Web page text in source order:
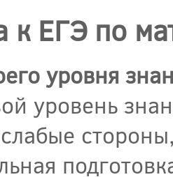
к ЕГЭ по
уровня
уровень